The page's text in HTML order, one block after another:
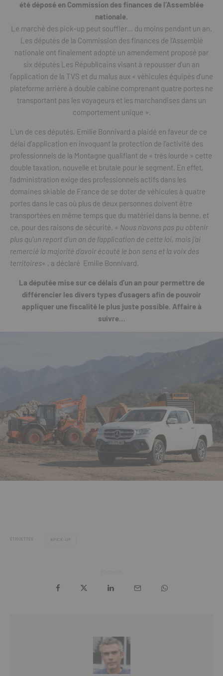
été déposé en Commission des finances de l’Assemblée
nationale.
Le marché des pick-up peut souffler… du moins pendant un an.
Les députés de la Commission des finances de l’Assemblé
nationale ont finalement adopté un amendement proposé par
six députés Les Républicains visant à repousser d’un an
l’application de la TVS et du malus aux « véhicules équipés d’une
plateforme arrière à double cabine comprenant quatre portes ne
transportant pas les voyageurs et les marchandises dans un
comportement unique ».
L’un de ces députés, Emilie Bonnivard a plaidé en faveur de ce
délai d’application en invoquant la protection de l’activité des
professionnels de la Montagne qualifiant de « très lourde » cette
double taxation, nouvelle et brutale pour le segment. En effet,
l’administration exige des professionnels actifs dans les
domaines skiable de France de se doter de véhicules à quatre
portes dans le cas où plus de deux personnes doivent être
transportées en même temps que du matériel dans la benne, et
ce, pour des raisons de sécurité. « Nous n’avons pas pu obtenir
plus qu’un report d’un an de l’application de cette loi, mais j’ai
remercié la majorité d’avoir écouté le bon sens et la voix des
territoires« , a déclaré Emilie Bonnivard.
La députée mise sur ce délais d’un an pour permettre de
différencier les divers types d’usagers afin de pouvoir
appliquer une fiscalité le plus juste possible. Affaire à
suivre…
ÉTIQUETTES PICK-UP